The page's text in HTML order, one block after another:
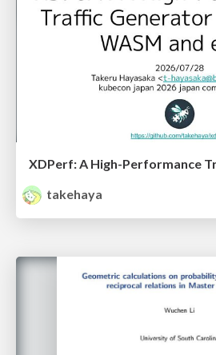
takehaya